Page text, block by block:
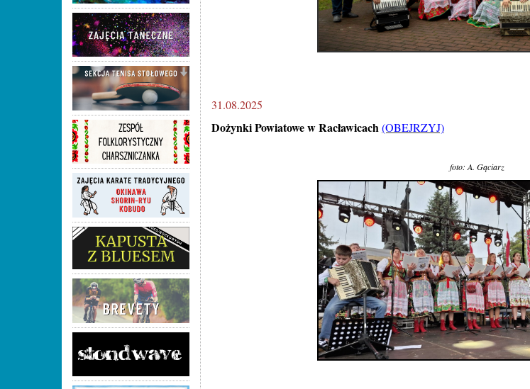
31.08.2025
Dożynki Powiatowe w Racławicach(OBEJRZYJ)
foto: A. Gąciarz